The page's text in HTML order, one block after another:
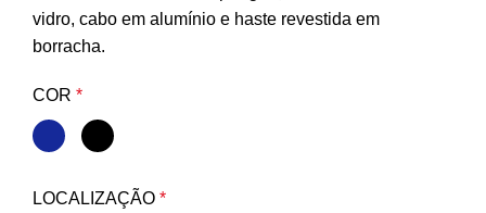
vidro, cabo em alumínio e haste revestida em
borracha.
COR *
LOCALIZAÇÃO *